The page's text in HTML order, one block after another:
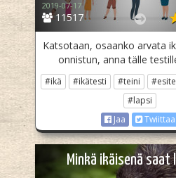
11517
2019-07-17
Katsotaan, osaanko arvata
onnistun, anna tälle
#ikä #ikätesti #teini
#lapsi
Jaa
Twiittaa
Minkä ikäisenä saat